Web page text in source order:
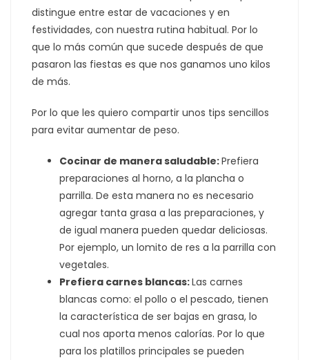
distingue entre estar de vacaciones y en
festividades, con nuestra rutina habitual. Por lo
que lo más común que sucede después de que
pasaron las fiestas es que nos ganamos uno kilos
de más.
Por lo que les quiero compartir unos tips sencillos
para evitar aumentar de peso.
Cocinar de manera saludable:Prefiera
preparaciones al horno, a la plancha o
parrilla. De esta manera no es necesario
agregar tanta grasa a las preparaciones, y
de igual manera pueden quedar deliciosas.
Por ejemplo, un lomito de res a la parrilla con
vegetales.
Prefiera carnes blancas:Las carnes
blancas como: el pollo o el pescado, tienen
la característica de ser bajas en grasa, lo
cual nos aporta menos calorías. Por lo que
para los platillos principales se pueden